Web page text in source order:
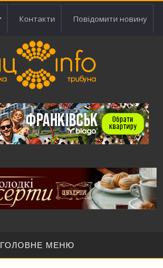
Контакти Повідомити новину
ГОЛОВНЕ МЕНЮ